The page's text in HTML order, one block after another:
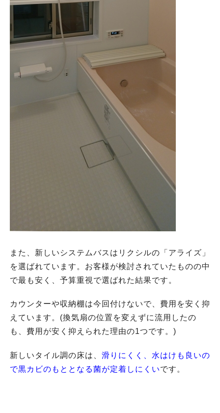
また、新しいシステムバスはリクシルの「アライズ」
を選ばれています。お客様が検討されていたものの中
で最も安く、予算重視で選ばれた結果です。
カウンターや収納棚は今回付けないで、費用を安く抑
えています。(換気扇の位置を変えずに流用したの
も、費用が安く抑えられた理由の1つです。)
新しいタイル調の床は、 滑りにくく、水はけも良いの
で黒カビのもととなる菌が定着しにくいです。